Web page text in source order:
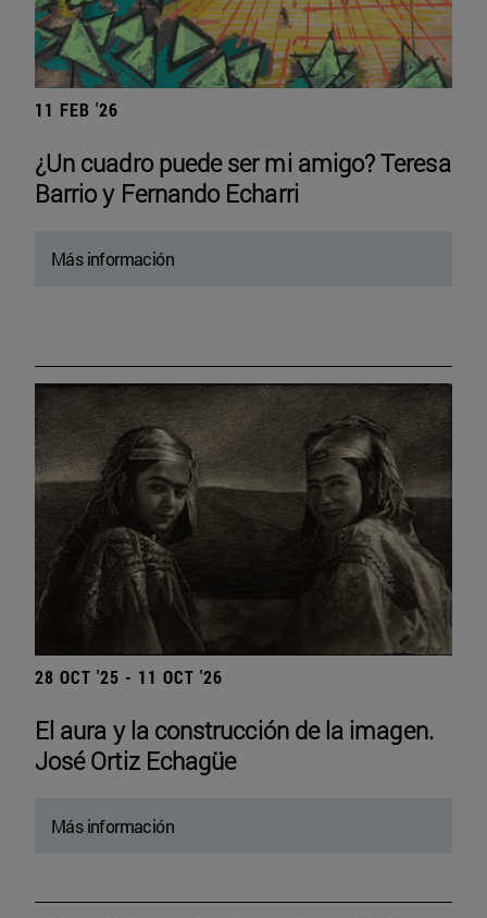
11 FEB '26
¿Un cuadro puede ser mi amigo? Teresa
Barrio y Fernando Echarri
Más información
28 OCT '25 - 11 OCT '26
El aura y la construcción de la imagen.
José Ortiz Echagüe
Más información